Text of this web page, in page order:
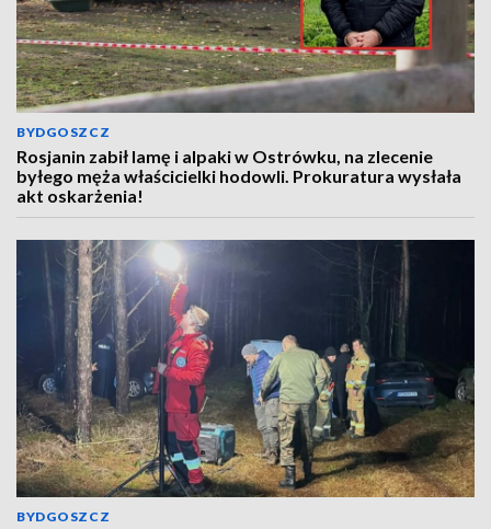
BYDGOSZCZ
Rosjanin zabił lamę i alpaki w Ostrówku, na zlecenie
byłego męża właścicielki hodowli. Prokuratura wysłała
akt oskarżenia!
BYDGOSZCZ